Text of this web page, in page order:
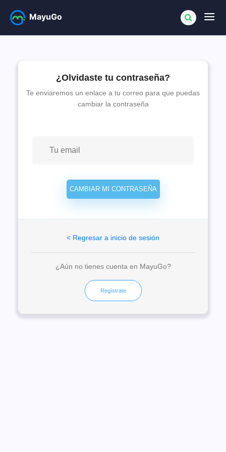
MayuGo
¿Olvidaste tu contraseña?
Te enviaremos un enlace a tu correo para que puedas
cambiar la contraseña
< Regresar a inicio de sesión
¿Aún no tienes cuenta en MayuGo?
Regístrate